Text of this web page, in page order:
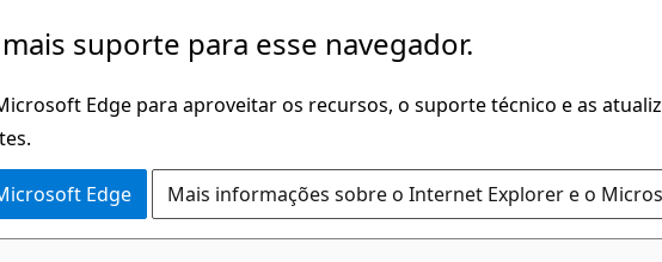
suporte para esse navegador.
Edge para aproveitar os recursos, o suporte técnico e as
Edge Mais informações sobre o Internet Explorer e o